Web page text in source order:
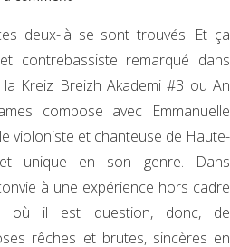
deux-là se sont trouvés. Et ça
contrebassiste remarqué dans
Kreiz Breizh Akademi #3 ou An
compose avec Emmanuelle
violoniste et chanteuse de Haute-
unique en son genre. Dans
à une expérience hors cadre
où il est question, donc, de
rêches et brutes, sincères en